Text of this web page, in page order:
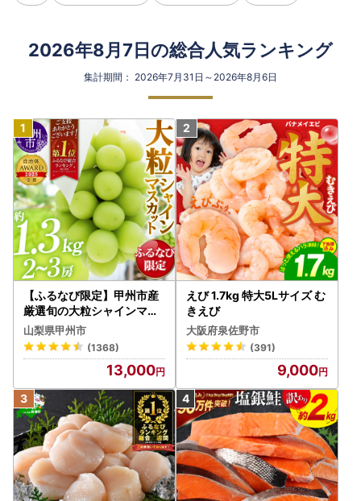
2026年8月7日の総合人気ランキング
集計期間： 2026年7月31日～2026年8月6日
【ふるなび限定】甲州市産
厳選旬の大粒シャインマス
カット 約1.3kg 2～3房【2
026年発送】（MG）B12-
472 FN-Limited-VO シャ
インマスカット フルーツ
山梨県甲州市
(1368)
13,000
えび 1.7kg 特大5Lサイズ む
きえび
大阪府泉佐野市
(391)
9,000